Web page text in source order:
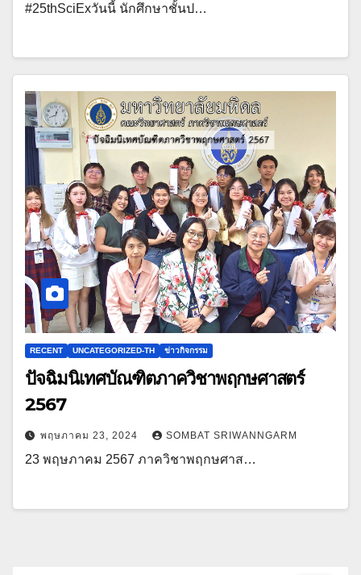
#25thSciExวันนี้ นักศึกษาชั้นป…
RECENT UNCATEGORIZED-TH ข่าวกิจกรรม
ปัจฉิมนิเทศบัณฑิตภาควิชาพฤกษศาสตร์
2567
พฤษภาคม 23, 2024 SOMBAT SRIWANNGARM
23 พฤษภาคม 2567 ภาควิชาพฤกษศาส…